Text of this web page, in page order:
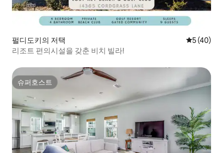
펄디도키의 저택 평점 5점(5
5 (40)
리조트 편의시설을 갖춘 비치 빌라!
슈퍼호스트
슈퍼호스트